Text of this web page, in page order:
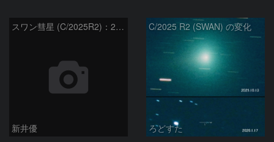
スワン彗星 (C/2025R2)：2026/01/20
新井優
C/2025 R2 (SWAN) の変化
ろどすた